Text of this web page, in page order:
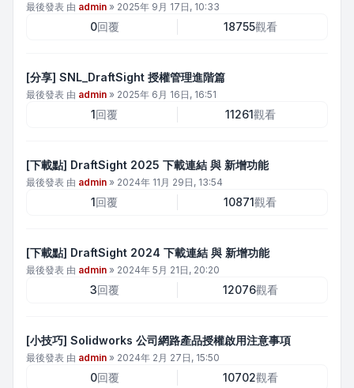
最後發表 由 admin » 2025年 9月 17日, 10:33
0回覆 18755觀看
[分享] SNL_DraftSight 授權管理進階篇
最後發表 由 admin » 2025年 6月 16日, 16:51
1回覆 11261觀看
[下載點] DraftSight 2025 下載連結 與 新增功能
最後發表 由 admin » 2024年 11月 29日, 13:54
1回覆 10871觀看
[下載點] DraftSight 2024 下載連結 與 新增功能
最後發表 由 admin » 2024年 5月 21日, 20:20
3回覆 12076觀看
[小技巧] Solidworks 公司網路產品授權啟用注意事項
最後發表 由 admin » 2024年 2月 27日, 15:50
0回覆 10702觀看